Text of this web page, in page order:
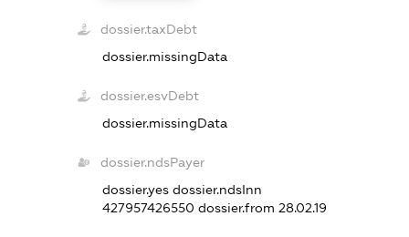
dossier.taxDebt
dossier.missingData
dossier.esvDebt
dossier.missingData
dossier.ndsPayer
dossier.yesdossier.ndsInn
427957426550dossier.from 28.02.19